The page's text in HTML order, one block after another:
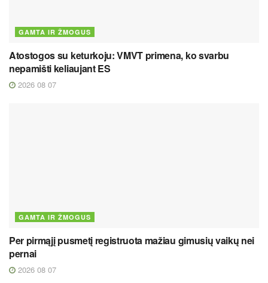
GAMTA IR ŽMOGUS
Atostogos su keturkoju: VMVT primena, ko svarbu
nepamišti keliaujant ES
2026 08 07
GAMTA IR ŽMOGUS
Per pirmąjį pusmetį registruota mažiau gimusių vaikų nei
pernai
2026 08 07